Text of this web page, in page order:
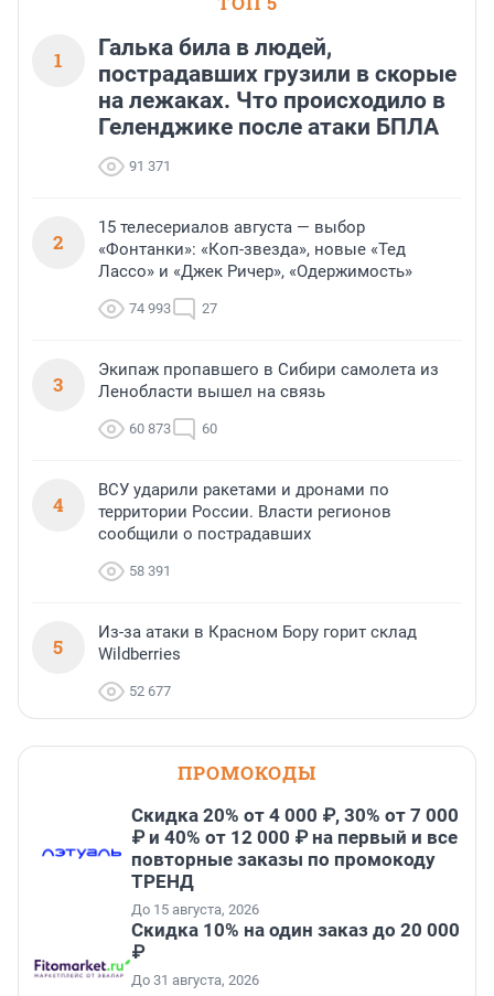
1
Галька била в людей,
пострадавших грузили в скорые
на лежаках. Что происходило в
Геленджике после атаки БПЛА
91 371
2
15 телесериалов августа — выбор
«Фонтанки»: «Коп-звезда», новые «Тед
Лассо» и «Джек Ричер», «Одержимость»
74 993 27
3
Экипаж пропавшего в Сибири самолета из
Ленобласти вышел на связь
60 873 60
4
ВСУ ударили ракетами и дронами по
территории России. Власти регионов
сообщили о пострадавших
58 391
5
Из-за атаки в Красном Бору горит склад
Wildberries
52 677
ПРОМОКОДЫ
Скидка 20% от 4 000 ₽, 30% от 7 000
₽ и 40% от 12 000 ₽ на первый и все
повторные заказы по промокоду
ТРЕНД
До 15 августа, 2026
Скидка 10% на один заказ до 20 000
₽
До 31 августа, 2026